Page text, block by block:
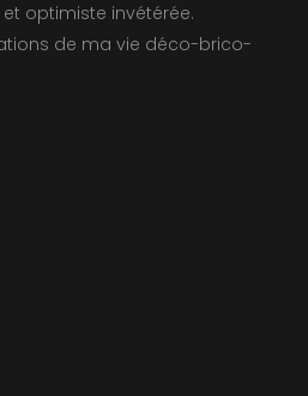
optimiste invétérée.
de ma vie déco-brico-